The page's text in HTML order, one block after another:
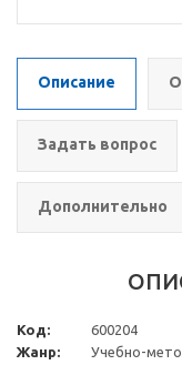
Описание
Задать вопрос
Дополнительно
Код:
600204
Жанр:
Учебно-